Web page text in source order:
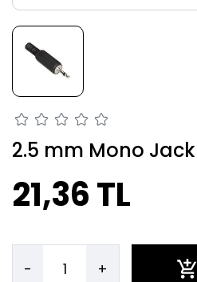
2.5 mm Mono Jack
21,36 TL
- +